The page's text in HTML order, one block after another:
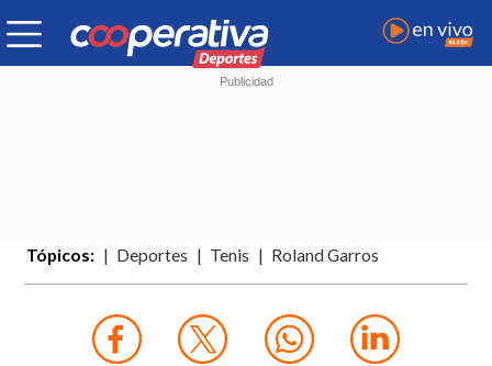
Tópicos: Deportes Tenis Roland Garros